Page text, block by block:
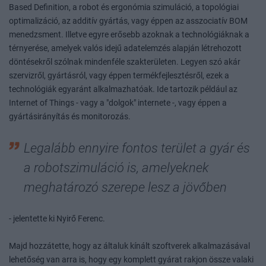
Based Definition, a robot és ergonómia szimuláció, a topológiai
optimalizáció, az additív gyártás, vagy éppen az asszociatív BOM
menedzsment. Illetve egyre erősebb azoknak a technológiáknak a
térnyerése, amelyek valós idejű adatelemzés alapján létrehozott
döntésekről szólnak mindenféle szakterületen. Legyen szó akár
szervizről, gyártásról, vagy éppen termékfejlesztésről, ezek a
technológiák egyaránt alkalmazhatóak. Ide tartozik például az
Internet of Things - vagy a "dolgok" internete -, vagy éppen a
gyártásirányítás és monitorozás.
Legalább ennyire fontos terület a gyár és
a robotszimuláció is, amelyeknek
meghatározó szerepe lesz a jövőben
- jelentette ki Nyirő Ferenc.
Majd hozzátette, hogy az általuk kínált szoftverek alkalmazásával
lehetőség van arra is, hogy egy komplett gyárat rakjon össze valaki